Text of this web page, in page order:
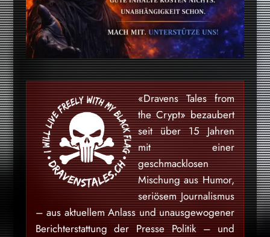
«Dravens Tales from
the Crypt» bezaubert
seit über 15 Jahren
mit einer
geschmacklosen
Mischung aus Humor,
seriösem Journalismus
– aus aktuellem Anlass und unausgewogener
Berichterstattung der Presse Politik – und